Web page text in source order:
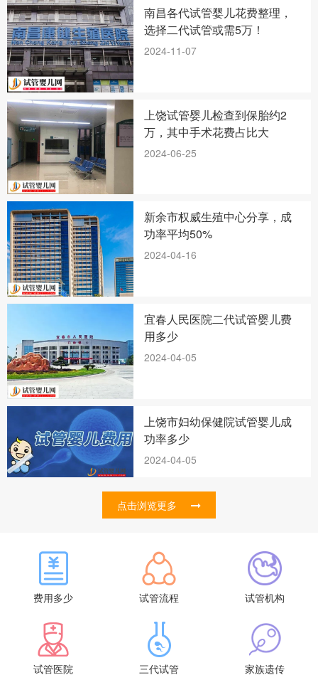
南昌各代试管婴儿花费整理，
选择二代试管或需5万！
2024-11-07
上饶试管婴儿检查到保胎约2
万，其中手术花费占比大
2024-06-25
新余市权威生殖中心分享，成
功率平均50%
2024-04-16
宜春人民医院二代试管婴儿费
用多少
2024-04-05
上饶市妇幼保健院试管婴儿成
功率多少
2024-04-05
点击浏览更多
费用多少 试管流程 试管机构
试管医院 三代试管 家族遗传